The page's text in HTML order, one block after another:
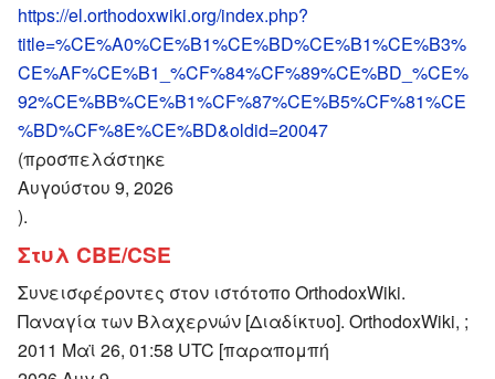
https://el.orthodoxwiki.org/index.php?
title=%CE%A0%CE%B1%CE%BD%CE%B1%CE%B3%
CE%AF%CE%B1_%CF%84%CF%89%CE%BD_%CE%
92%CE%BB%CE%B1%CF%87%CE%B5%CF%81%CE
%BD%CF%8E%CE%BD&oldid=20047
(προσπελάστηκε
Αυγούστου 9, 2026
).
Στυλ CBE/CSE
Συνεισφέροντες στον ιστότοπο OrthodoxWiki.
Παναγία των Βλαχερνών [Διαδίκτυο]. OrthodoxWiki, ;
2011 Μαϊ 26, 01:58 UTC [παραπομπή